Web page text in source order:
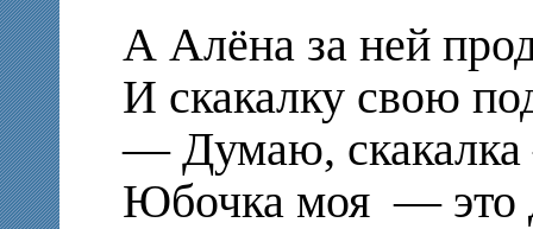
А Алёна за ней
И скакалку свою
— Думаю, скакалка
Юбочка моя — это